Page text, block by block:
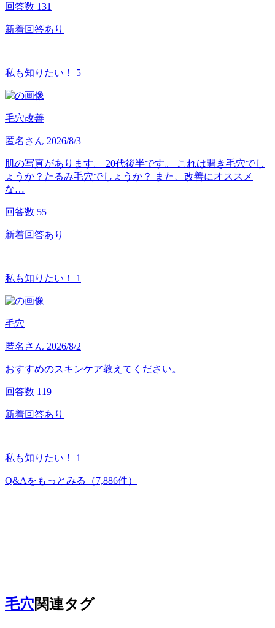
回答数 131
新着回答あり
|
私も知りたい！ 5
毛穴改善
匿名 さん 2026/8/3
肌の写真があります。 20代後半です。 これは開き毛穴でし
ょうか？たるみ毛穴でしょうか？ また、改善にオススメ
な…
回答数 55
新着回答あり
|
私も知りたい！ 1
毛穴
匿名 さん 2026/8/2
おすすめのスキンケア教えてください。
回答数 119
新着回答あり
|
私も知りたい！ 1
Q&Aをもっとみる （7,886件）
毛穴関連タグ